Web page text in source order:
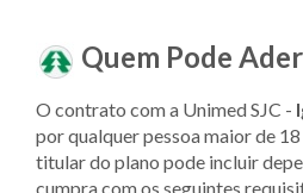
Quem Pode
O contrato com a Unimed SJC -
por qualquer pessoa maior de 18
titular do plano pode incluir
cumpra com os seguintes